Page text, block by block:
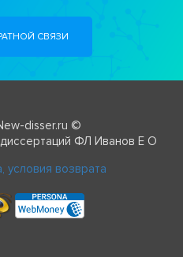
СВЯЗИ
disser.ru ©
ФЛ Иванов Е О
условия возврата